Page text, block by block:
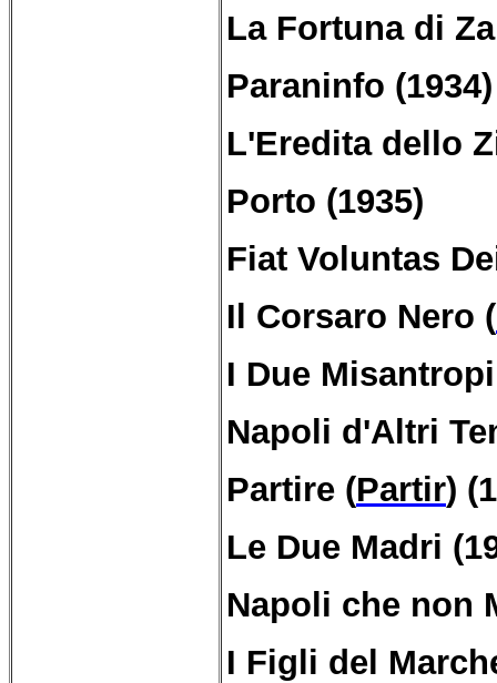
La Fortuna di
Paraninfo (1934)
L'Eredita dello
Porto (1935)
Fiat Voluntas
Il Corsaro Nero (
I Due
Napoli d'Altri
Partire (Partir)
Le Due Madri
Napoli che non
I Figli del